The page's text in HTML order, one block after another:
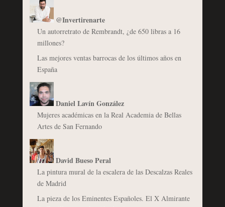
@Invertirenarte
Un autorretrato de Rembrandt, ¿de 650 libras a 16
millones?
Las mejores ventas barrocas de los últimos años en
España
Daniel Lavín González
Mujeres académicas en la Real Academia de Bellas
Artes de San Fernando
David Bueso Peral
La pintura mural de la escalera de las Descalzas Reales
de Madrid
La pieza de los Eminentes Españoles. El X Almirante